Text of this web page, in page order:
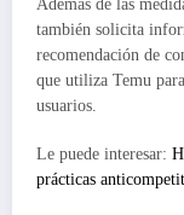
Además de las
también solicita
recomendación de
que utiliza Temu
usuarios.
Le puede interesar:
prácticas